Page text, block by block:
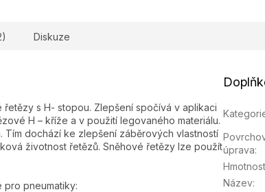
Diskuze
s H- stopou. Zlepšení spočívá v aplikaci
H – kříže a v použití legovaného materiálu.
Tím dochází ke zlepšení záběrových vlastností
životnost řetězů. Sněhové řetězy lze použít
pro pneumatiky:
úprava:
Hmotnost
Název: